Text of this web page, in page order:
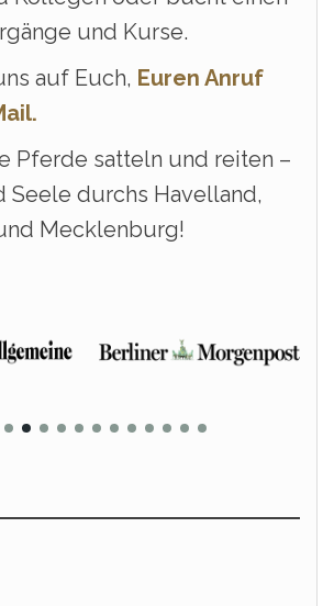
und Kurse.
auf Euch, Euren Anruf
Pferde satteln und reiten –
Seele durchs Havelland,
Mecklenburg!